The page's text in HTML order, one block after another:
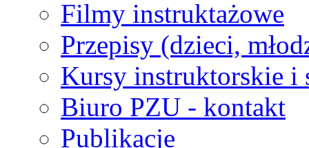
Filmy instruktażowe
Przepisy (dzieci,
Kursy instruktorskie i
Biuro PZU - kontakt
Publikacje